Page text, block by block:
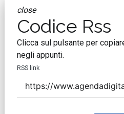
close
Codice Rss
Clicca sul pulsante per
negli appunti.
RSS link